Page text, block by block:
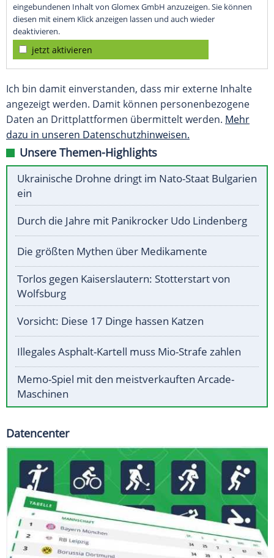
eingebundenen Inhalt von Glomex GmbH anzuzeigen. Sie können
diesen mit einem Klick anzeigen lassen und auch wieder
deaktivieren.
jetzt aktivieren
Ich bin damit einverstanden, dass mir externe Inhalte
angezeigt werden. Damit können personenbezogene
Daten an Drittplattformen übermittelt werden. Mehr
dazu in unseren Datenschutzhinweisen.
Unsere Themen-Highlights
Ukrainische Drohne dringt im Nato-Staat Bulgarien
ein
Durch die Jahre mit Panikrocker Udo Lindenberg
Die größten Mythen über Medikamente
Torlos gegen Kaiserslautern: Stotterstart von
Wolfsburg
Vorsicht: Diese 17 Dinge hassen Katzen
Illegales Asphalt-Kartell muss Mio-Strafe zahlen
Memo-Spiel mit den meistverkauften Arcade-
Maschinen
Datencenter